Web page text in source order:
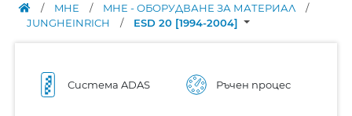
/ MHE / MHE - ОБОРУДВАНЕ ЗА МАТЕРИАЛ
/
JUNGHEINRICH
/ ESD 20 [1994-2004]
Система ADAS Ръчен процес